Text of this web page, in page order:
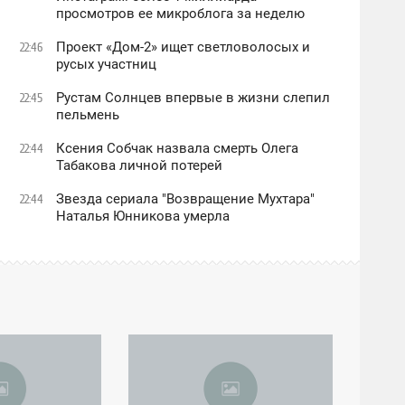
просмотров ее микроблога за неделю
22:46
Проект «Дом-2» ищет светловолосых и
русых участниц
22:45
Рустам Солнцев впервые в жизни слепил
пельмень
22:44
Ксения Собчак назвала смерть Олега
Табакова личной потерей
22:44
Звезда сериала "Возвращение Мухтара"
Наталья Юнникова умерла